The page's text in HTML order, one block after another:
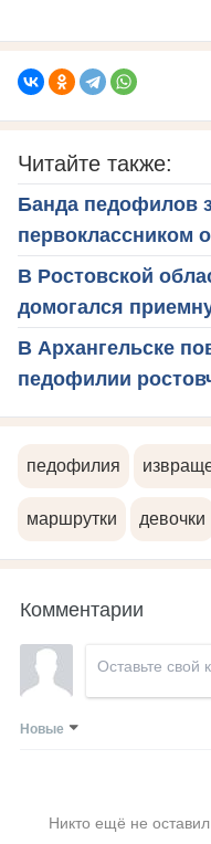
Читайте также:
Банда педофилов
первоклассником
В Ростовской
домогался
В Архангельске
педофилии
педофилия
маршрутки девочки
Комментарии
Новые
Никто ещё не